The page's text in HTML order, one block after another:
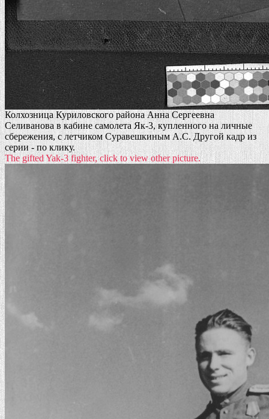
Колхозница Куриловского района Анна Сергеевна
Селиванова в кабине самолета Як-3, купленного на личные
сбережения, с летчиком Суравешкиным А.С. Другой кадр из
серии - по клику.
The gifted Yak-3 fighter, click to view other picture.